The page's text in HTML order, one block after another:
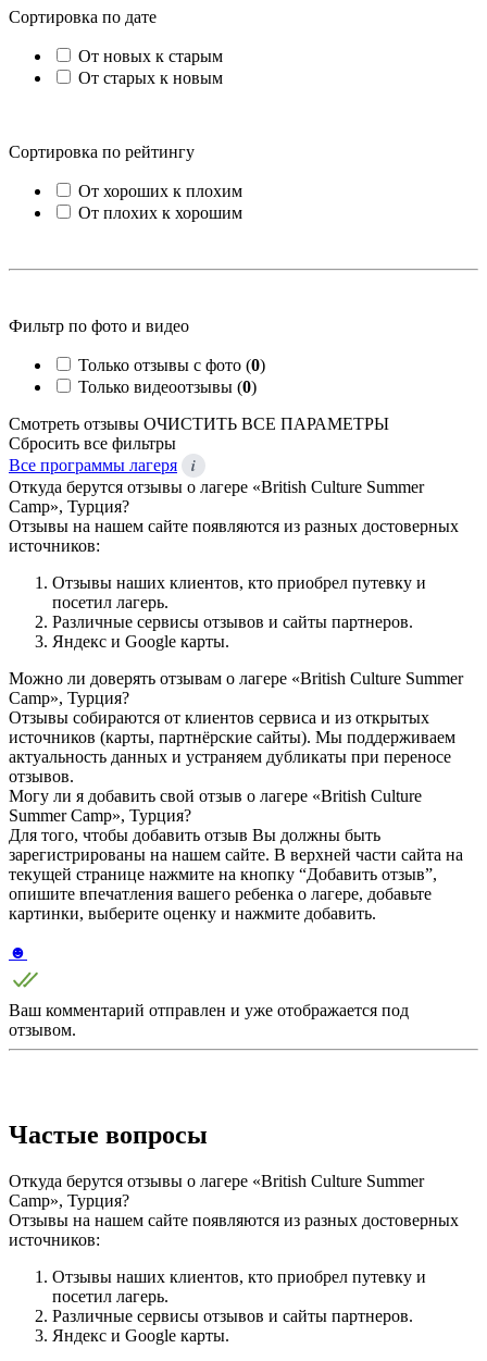
Сортировка по дате
От новых к старым
От старых к новым
Сортировка по рейтингу
От хороших к плохим
От плохих к хорошим
Фильтр по фото и видео
Только отзывы с фото (0)
Только видеоотзывы (0)
Смотреть отзывы ОЧИСТИТЬ ВСЕ ПАРАМЕТРЫ
Сбросить все фильтры
Все программы лагеря
i
Откуда берутся отзывы о лагере «British Culture Summer
Camp», Турция?
Отзывы на нашем сайте появляются из разных достоверных
источников:
Отзывы наших клиентов, кто приобрел путевку и
посетил лагерь.
Различные сервисы отзывов и сайты партнеров.
Яндекс и Google карты.
Можно ли доверять отзывам о лагере «British Culture Summer
Camp», Турция?
Отзывы собираются от клиентов сервиса и из открытых
источников (карты, партнёрские сайты). Мы поддерживаем
актуальность данных и устраняем дубликаты при переносе
отзывов.
Могу ли я добавить свой отзыв о лагере «British Culture
Summer Camp», Турция?
Для того, чтобы добавить отзыв Вы должны быть
зарегистрированы на нашем сайте. В верхней части сайта на
текущей странице нажмите на кнопку “Добавить отзыв”,
опишите впечатления вашего ребенка о лагере, добавьте
картинки, выберите оценку и нажмите добавить.
☻
Ваш комментарий отправлен и уже отображается под
отзывом.
Частые вопросы
Откуда берутся отзывы о лагере «British Culture Summer
Camp», Турция?
Отзывы на нашем сайте появляются из разных достоверных
источников:
Отзывы наших клиентов, кто приобрел путевку и
посетил лагерь.
Различные сервисы отзывов и сайты партнеров.
Яндекс и Google карты.